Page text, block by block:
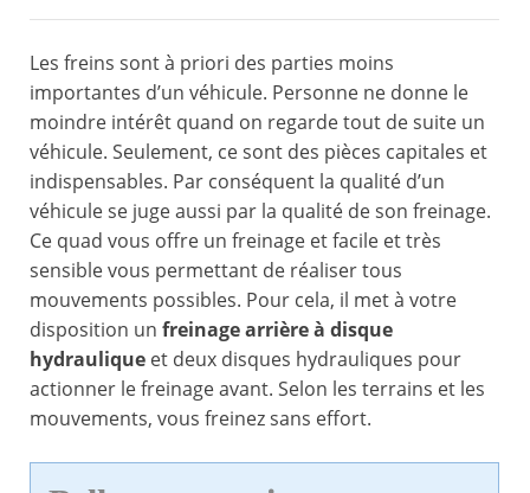
Les freins sont à priori des parties moins
importantes d’un véhicule. Personne ne donne le
moindre intérêt quand on regarde tout de suite un
véhicule. Seulement, ce sont des pièces capitales et
indispensables. Par conséquent la qualité d’un
véhicule se juge aussi par la qualité de son freinage.
Ce quad vous offre un freinage et facile et très
sensible vous permettant de réaliser tous
mouvements possibles. Pour cela, il met à votre
disposition un freinage arrière à disque
hydraulique et deux disques hydrauliques pour
actionner le freinage avant. Selon les terrains et les
mouvements, vous freinez sans effort.